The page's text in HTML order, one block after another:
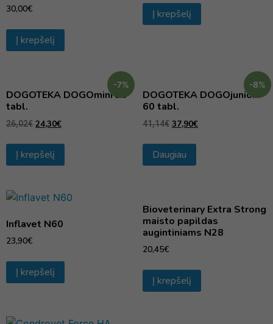
30,00€
Į krepšelį
Į krepšelį
-7%
DOGOTEKA DOGOmini 30
tabl.
26,02€ 24,30€
Į krepšelį
-8%
DOGOTEKA DOGOjunior
60 tabl.
41,14€ 37,90€
Daugiau
Inflavet N60
23,90€
Į krepšelį
Bioveterinary Extra Strong
maisto papildas
augintiniams N28
20,45€
Į krepšelį